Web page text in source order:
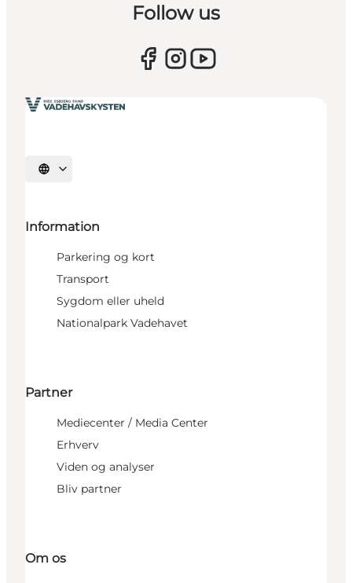
Follow us
Vælg sprog
Information
Parkering og kort
Transport
Sygdom eller uheld
Nationalpark Vadehavet
Partner
Mediecenter / Media Center
Erhverv
Viden og analyser
Bliv partner
Om os